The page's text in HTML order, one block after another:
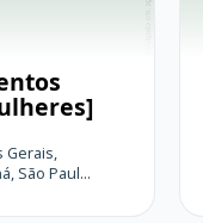
Gerais,
São Paul...